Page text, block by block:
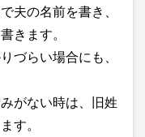
夫の名前を書き、
きます。
づらい場合にも、
がない時は、旧姓
す。